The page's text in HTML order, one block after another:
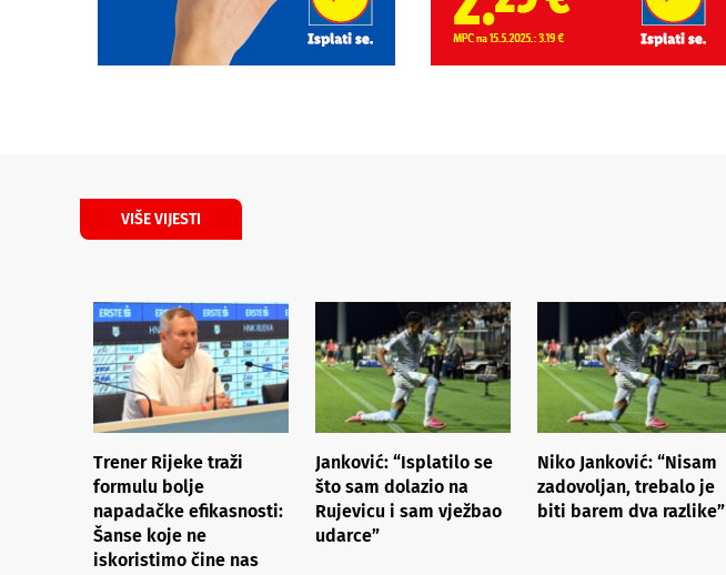
VIŠE VIJESTI
Trener Rijeke traži
formulu bolje
napadačke efikasnosti:
Šanse koje ne
iskoristimo čine nas
Janković: “Isplatilo se
što sam dolazio na
Rujevicu i sam vježbao
udarce”
Niko Janković: “Nisam
zadovoljan, trebalo je
biti barem dva razlike”